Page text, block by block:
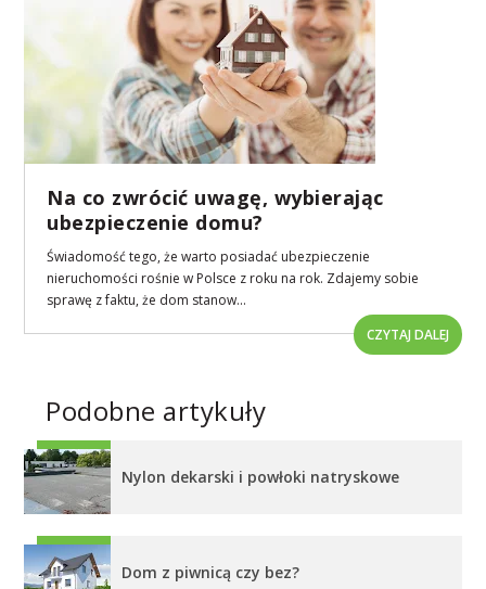
Na co zwrócić uwagę, wybierając
ubezpieczenie domu?
Świadomość tego, że warto posiadać ubezpieczenie
nieruchomości rośnie w Polsce z roku na rok. Zdajemy sobie
sprawę z faktu, że dom stanow...
CZYTAJ DALEJ
Podobne artykuły
Nylon dekarski i powłoki natryskowe
Dom z piwnicą czy bez?